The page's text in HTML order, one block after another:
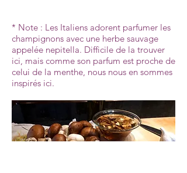
* Note : Les Italiens adorent parfumer les
champignons avec une herbe sauvage
appelée nepitella. Difficile de la trouver
ici, mais comme son parfum est proche de
celui de la menthe, nous nous en sommes
inspirés ici.